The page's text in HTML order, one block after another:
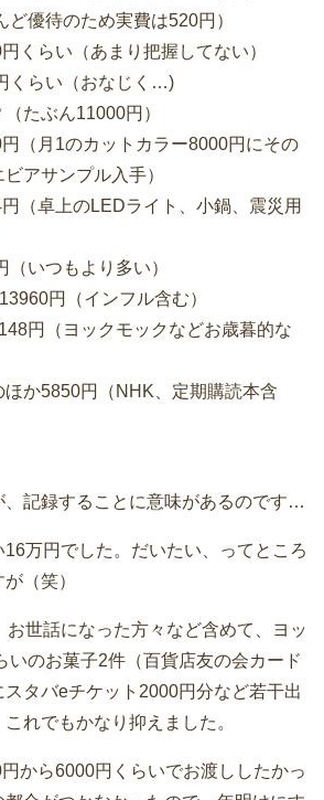
優待のため実費は520円）
らい（あまり把握してない）
らい（おなじく…)
たぶん11000円）
1のカットカラー8000円にその
アサンプル入手）
卓上のLEDライト、小鍋、震災用
つもより多い）
円（インフル含む）
円（ヨックモックなどお歳暮的な
か5850円（NHK、定期購読本含
、記録することに意味があるのです…
万円でした。だいたい、ってところ
（笑）
お世話になった方々など含めて、ヨッ
いのお菓子2件（百貨店友の会カード
タバeチケット2000円分など若干出
れでもかなり抑えました。
から6000円くらいでお渡ししたかっ